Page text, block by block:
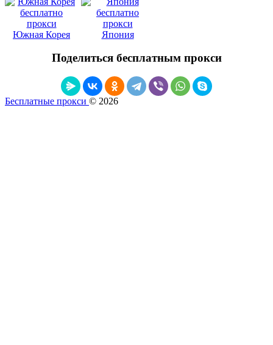
Южная Корея Япония
Поделиться бесплатным прокси
Бесплатные прокси © 2026